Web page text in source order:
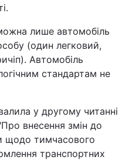
лише автомобіль
(один легковий,
Автомобіль
стандартам не
у другому читанні
внесення змін до
щодо тимчасового
транспортних